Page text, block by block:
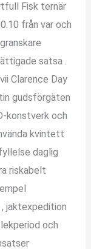
Fisk ternär
från var och
satsa .
Clarence Day
gudsförgäten
konstverk och
kvintett
daglig
riskabelt
, jaktexpedition
och